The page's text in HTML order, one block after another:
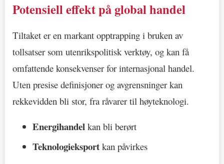
Potensiell effekt på global handel
Tiltaket er en markant opptrapping i bruken av
tollsatser som utenrikspolitisk verktøy, og kan få
omfattende konsekvenser for internasjonal handel.
Uten presise definisjoner og avgrensninger kan
rekkevidden bli stor, fra råvarer til høyteknologi.
Energihandel kan bli berørt
Teknologieksport kan påvirkes